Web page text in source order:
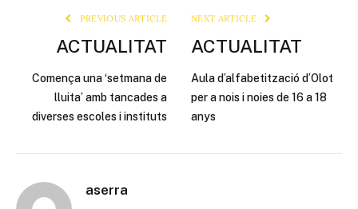
PREVIOUS ARTICLE
ACTUALITAT
Comença una ‘setmana de
lluita’ amb tancades a
diverses escoles i instituts
NEXT ARTICLE
ACTUALITAT
Aula d’alfabetització d’Olot
per a nois i noies de 16 a 18
anys
aserra